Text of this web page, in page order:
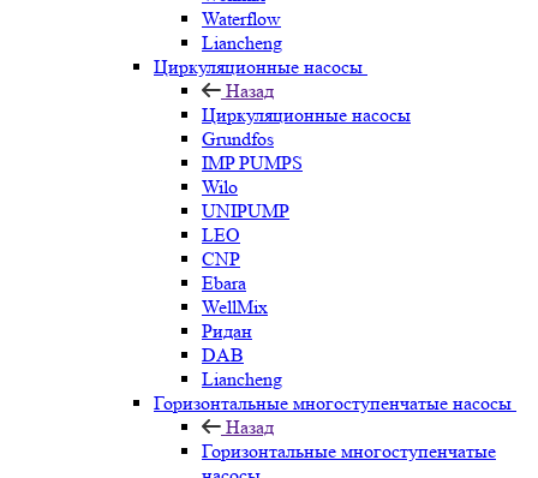
Waterflow
Liancheng
Циркуляционные насосы
Назад
Циркуляционные насосы
Grundfos
IMP PUMPS
Wilo
UNIPUMP
LEO
CNP
Ebara
WellMix
Ридан
DAB
Liancheng
Горизонтальные многоступенчатые насосы
Назад
Горизонтальные многоступенчатые